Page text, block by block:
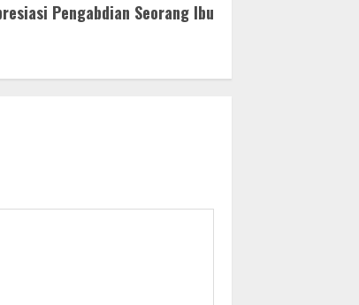
Pengabdian Seorang Ibu